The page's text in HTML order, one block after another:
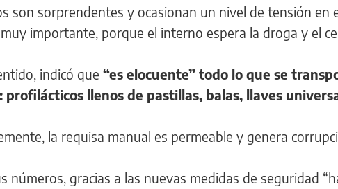
son sorprendentes y ocasionan un nivel de tensión en
importante, porque el interno espera la droga y el
indicó que “es elocuente” todo lo que se
profilácticos llenos de pastillas, balas, llaves
la requisa manual es permeable y genera
números, gracias a las nuevas medidas de seguridad